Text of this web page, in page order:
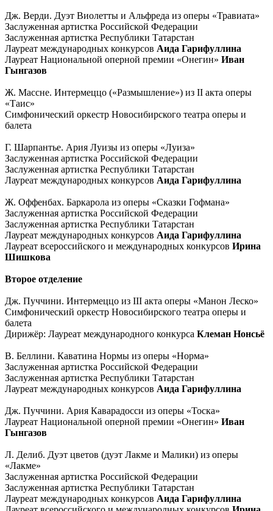
Дж. Верди. Дуэт Виолетты и Альфреда из оперы «Травиата»
Заслуженная артистка Российской Федерации
Заслуженная артистка Республики Татарстан
Лауреат международных конкурсов Аида Гарифуллина
Лауреат Национальной оперной премии «Онегин» Иван
Гынгазов
Ж. Массне. Интермеццо («Размышление») из II акта оперы
«Таис»
Симфонический оркестр Новосибирского театра оперы и
балета
Г. Шарпантье. Ария Луизы из оперы «Луиза»
Заслуженная артистка Российской Федерации
Заслуженная артистка Республики Татарстан
Лауреат международных конкурсов Аида Гарифуллина
Ж. Оффенбах. Баркарола из оперы «Сказки Гофмана»
Заслуженная артистка Российской Федерации
Заслуженная артистка Республики Татарстан
Лауреат международных конкурсов Аида Гарифуллина
Лауреат всероссийского и международных конкурсов Ирина
Шишкова
Второе отделение
Дж. Пуччини. Интермеццо из III акта оперы «Манон Леско»
Симфонический оркестр Новосибирского театра оперы и
балета
Дирижёр: Лауреат международного конкурса Клеман Нонсьё
В. Беллини. Каватина Нормы из оперы «Норма»
Заслуженная артистка Российской Федерации
Заслуженная артистка Республики Татарстан
Лауреат международных конкурсов Аида Гарифуллина
Дж. Пуччини. Ария Каварадосси из оперы «Тоска»
Лауреат Национальной оперной премии «Онегин» Иван
Гынгазов
Л. Делиб. Дуэт цветов (дуэт Лакме и Малики) из оперы
«Лакме»
Заслуженная артистка Российской Федерации
Заслуженная артистка Республики Татарстан
Лауреат международных конкурсов Аида Гарифуллина